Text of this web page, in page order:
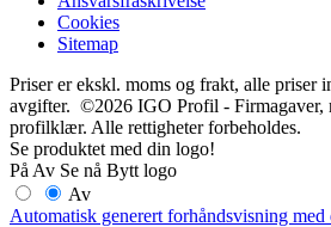
Cookies
Sitemap
Priser er ekskl. moms og frakt, alle priser
avgifter. ©2026 IGO Profil - Firmagaver,
profilklær. Alle rettigheter forbeholdes.
Se produktet med din logo!
På Av Se nå Bytt logo
Av
Automatisk generert forhåndsvisning med